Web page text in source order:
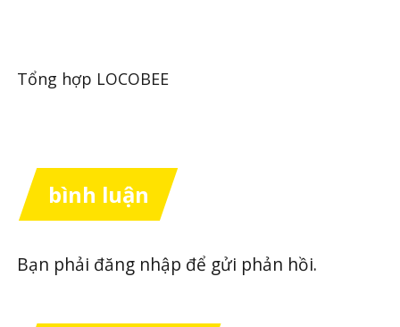
Tổng hợp LOCOBEE
bình luận
Bạn phải đăng nhập để gửi phản hồi.